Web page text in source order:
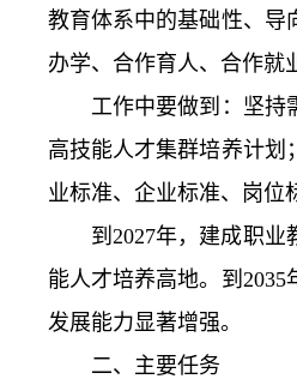
教育体系中的基础性、导
办学、合作育人、合作就
工作中要做到：坚持需
高技能人才集群培养计划
业标准、企业标准、岗位
到2027年，建成职业教
能人才培养高地。到
发展能力显著增强。
二、主要任务